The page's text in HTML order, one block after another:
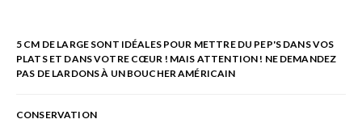
5 CM DE LARGE SONT IDÉALES POUR METTRE DU PEP'S DANS VOS
PLATS ET DANS VOTRE CŒUR ! MAIS ATTENTION ! NE DEMANDEZ
PAS DE LARDONS À UN BOUCHER AMÉRICAIN
CONSERVATION